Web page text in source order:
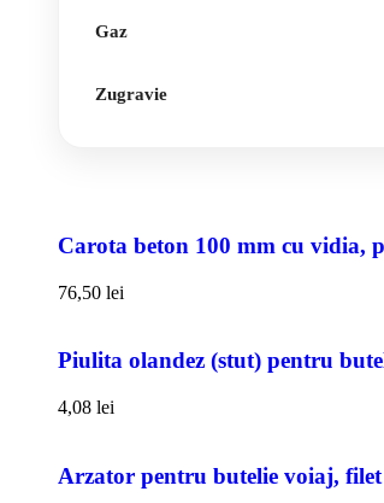
Gaz
Zugravie
Carota beton 100 mm cu vidia,
76,50 lei
Piulita olandez (stut) pentru
4,08 lei
Arzator pentru butelie voiaj,